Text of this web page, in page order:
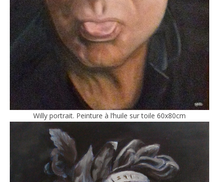
Willy portrait. Peinture à l’huile sur toile 60x80cm